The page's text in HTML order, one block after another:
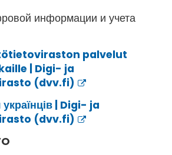
информации и учета
palvelut
| Digi- ja
(dvv.fi)
українців | Digi- ja
(dvv.fi)